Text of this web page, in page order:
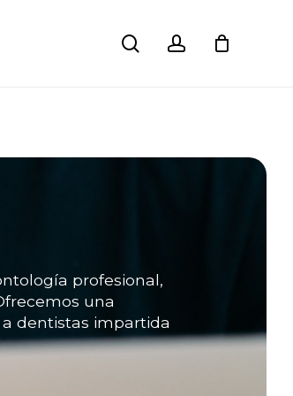
searchaccount
profesional,
una
a dentistas impartida